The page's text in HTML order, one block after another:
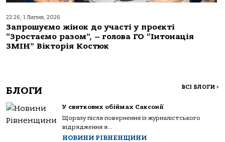
22:26, 1 Липня, 2026
Запрошуємо жінок до участі у проєкті
“Зростаємо разом”, – голова ГО “Інтонація
ЗМІН” Вікторія Костюк
БЛОГИ ВСІ БЛОГИ >
У святкових обіймах Саксонії
Щоразу після повернення із журналістського
відрядження я...
НОВИНИ РІВНЕНЩИНИ